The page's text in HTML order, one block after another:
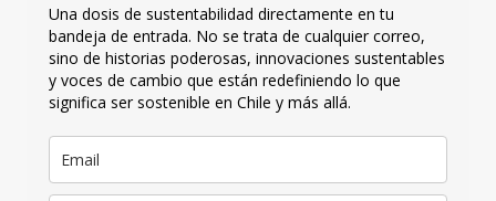
Una dosis de sustentabilidad directamente en tu
bandeja de entrada. No se trata de cualquier correo,
sino de historias poderosas, innovaciones sustentables
y voces de cambio que están redefiniendo lo que
significa ser sostenible en Chile y más allá.